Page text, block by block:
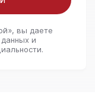
вы даете
и